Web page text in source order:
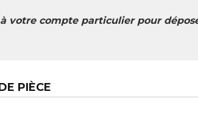
votre compte particulier pour
PIÈCE